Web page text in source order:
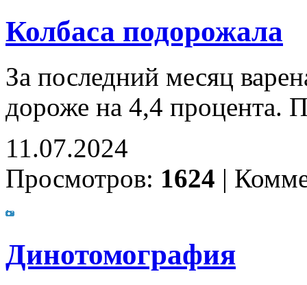
Колбаса подорожала
За последний месяц
дороже на 4,4 процента.
11.07.2024
Просмотров: 1624 |
Динотомография